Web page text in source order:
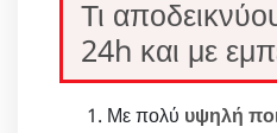
Τι
24h και με
Με πολύ υψηλή